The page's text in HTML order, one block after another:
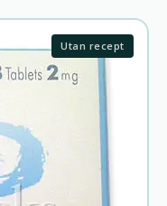
Utan recept